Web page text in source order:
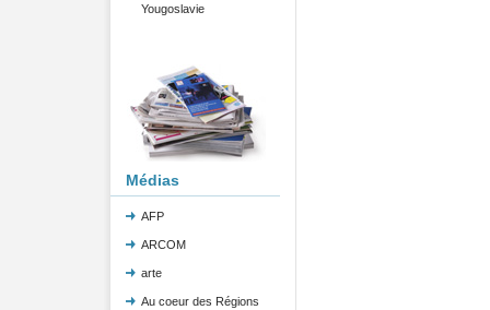
Yougoslavie
Médias
AFP
ARCOM
arte
Au coeur des Régions